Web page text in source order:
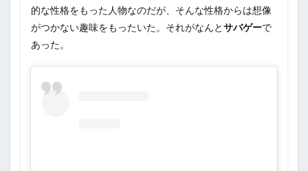
的な性格をもった人物なのだが、そんな性格からは想像
がつかない趣味をもったいた。それがなんとサバゲーで
あった。